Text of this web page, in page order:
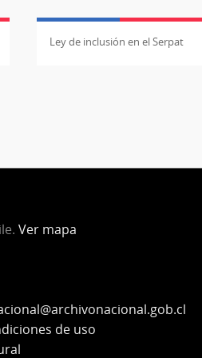
Ley de inclusión en el Serpat
Ver mapa
de uso